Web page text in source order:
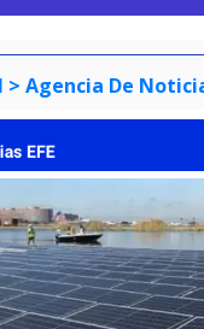
> Agencia De